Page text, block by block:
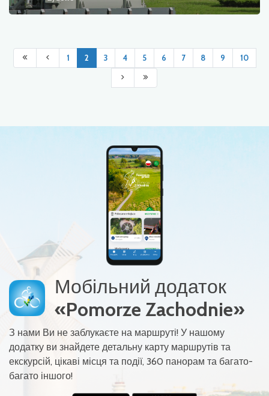
1 2 3 4 5 6 7 8 9 10
Мобільний додаток
«Pomorze Zachodnie»
З нами Ви не заблукаєте на маршруті! У нашому
додатку ви знайдете детальну карту маршрутів та
екскурсій, цікаві місця та події, 360 панорам та багато-
багато іншого!